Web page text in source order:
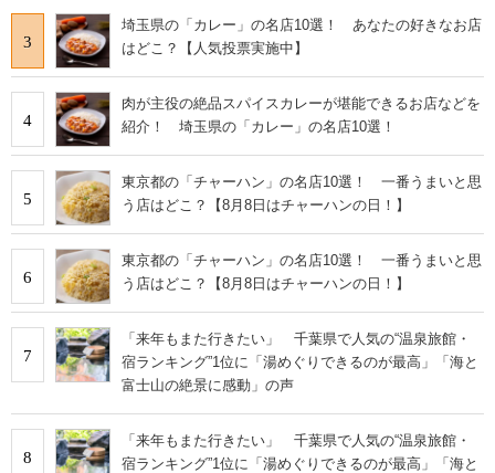
3
埼玉県の「カレー」の名店10選！ あなたの好きなお店
はどこ？【人気投票実施中】
4
肉が主役の絶品スパイスカレーが堪能できるお店などを
紹介！ 埼玉県の「カレー」の名店10選！
5
東京都の「チャーハン」の名店10選！ 一番うまいと思
う店はどこ？【8月8日はチャーハンの日！】
6
東京都の「チャーハン」の名店10選！ 一番うまいと思
う店はどこ？【8月8日はチャーハンの日！】
7
「来年もまた行きたい」 千葉県で人気の“温泉旅館・
宿ランキング”1位に「湯めぐりできるのが最高」「海と
富士山の絶景に感動」の声
8
「来年もまた行きたい」 千葉県で人気の“温泉旅館・
宿ランキング”1位に「湯めぐりできるのが最高」「海と